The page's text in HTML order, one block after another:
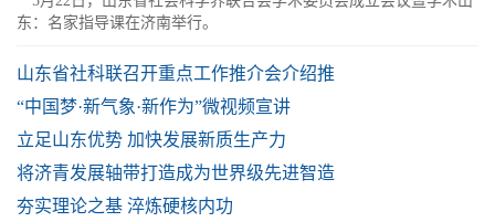
东：名家指导课在济南举行。
山东省社科联召开重点工作推介会介绍推
“中国梦·新气象·新作为”微视频宣讲
立足山东优势 加快发展新质生产力
将济青发展轴带打造成为世界级先进智造
夯实理论之基 淬炼硬核内功